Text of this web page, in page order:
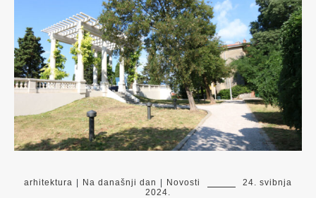
arhitektura | Na današnji dan | Novosti
24. svibnja
2024.